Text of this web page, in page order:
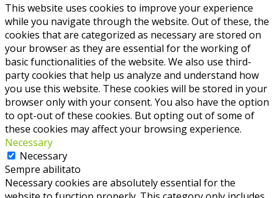
This website uses cookies to improve your experience
while you navigate through the website. Out of these, the
cookies that are categorized as necessary are stored on
your browser as they are essential for the working of
basic functionalities of the website. We also use third-
party cookies that help us analyze and understand how
you use this website. These cookies will be stored in your
browser only with your consent. You also have the option
to opt-out of these cookies. But opting out of some of
these cookies may affect your browsing experience.
Necessary
Necessary
Sempre abilitato
Necessary cookies are absolutely essential for the